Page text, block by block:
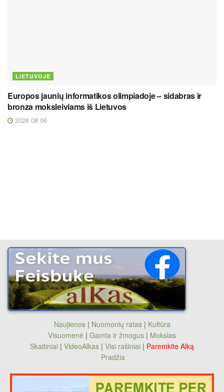
LIETUVOJE
Europos jaunių informatikos olimpiadoje – sidabras ir
bronza moksleiviams iš Lietuvos
2026 08 06
Naujienos| Nuomonių ratas| Kultūra
Visuomenė | Gamta ir žmogus | Mokslas
Skaitiniai | VideoAlkas | Visi rašiniai | Paremkite Alką
Pradžia